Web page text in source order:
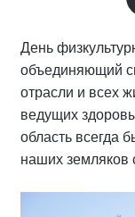
День
объединяющий
отрасли и всех
ведущих
область всегда
наших земляков